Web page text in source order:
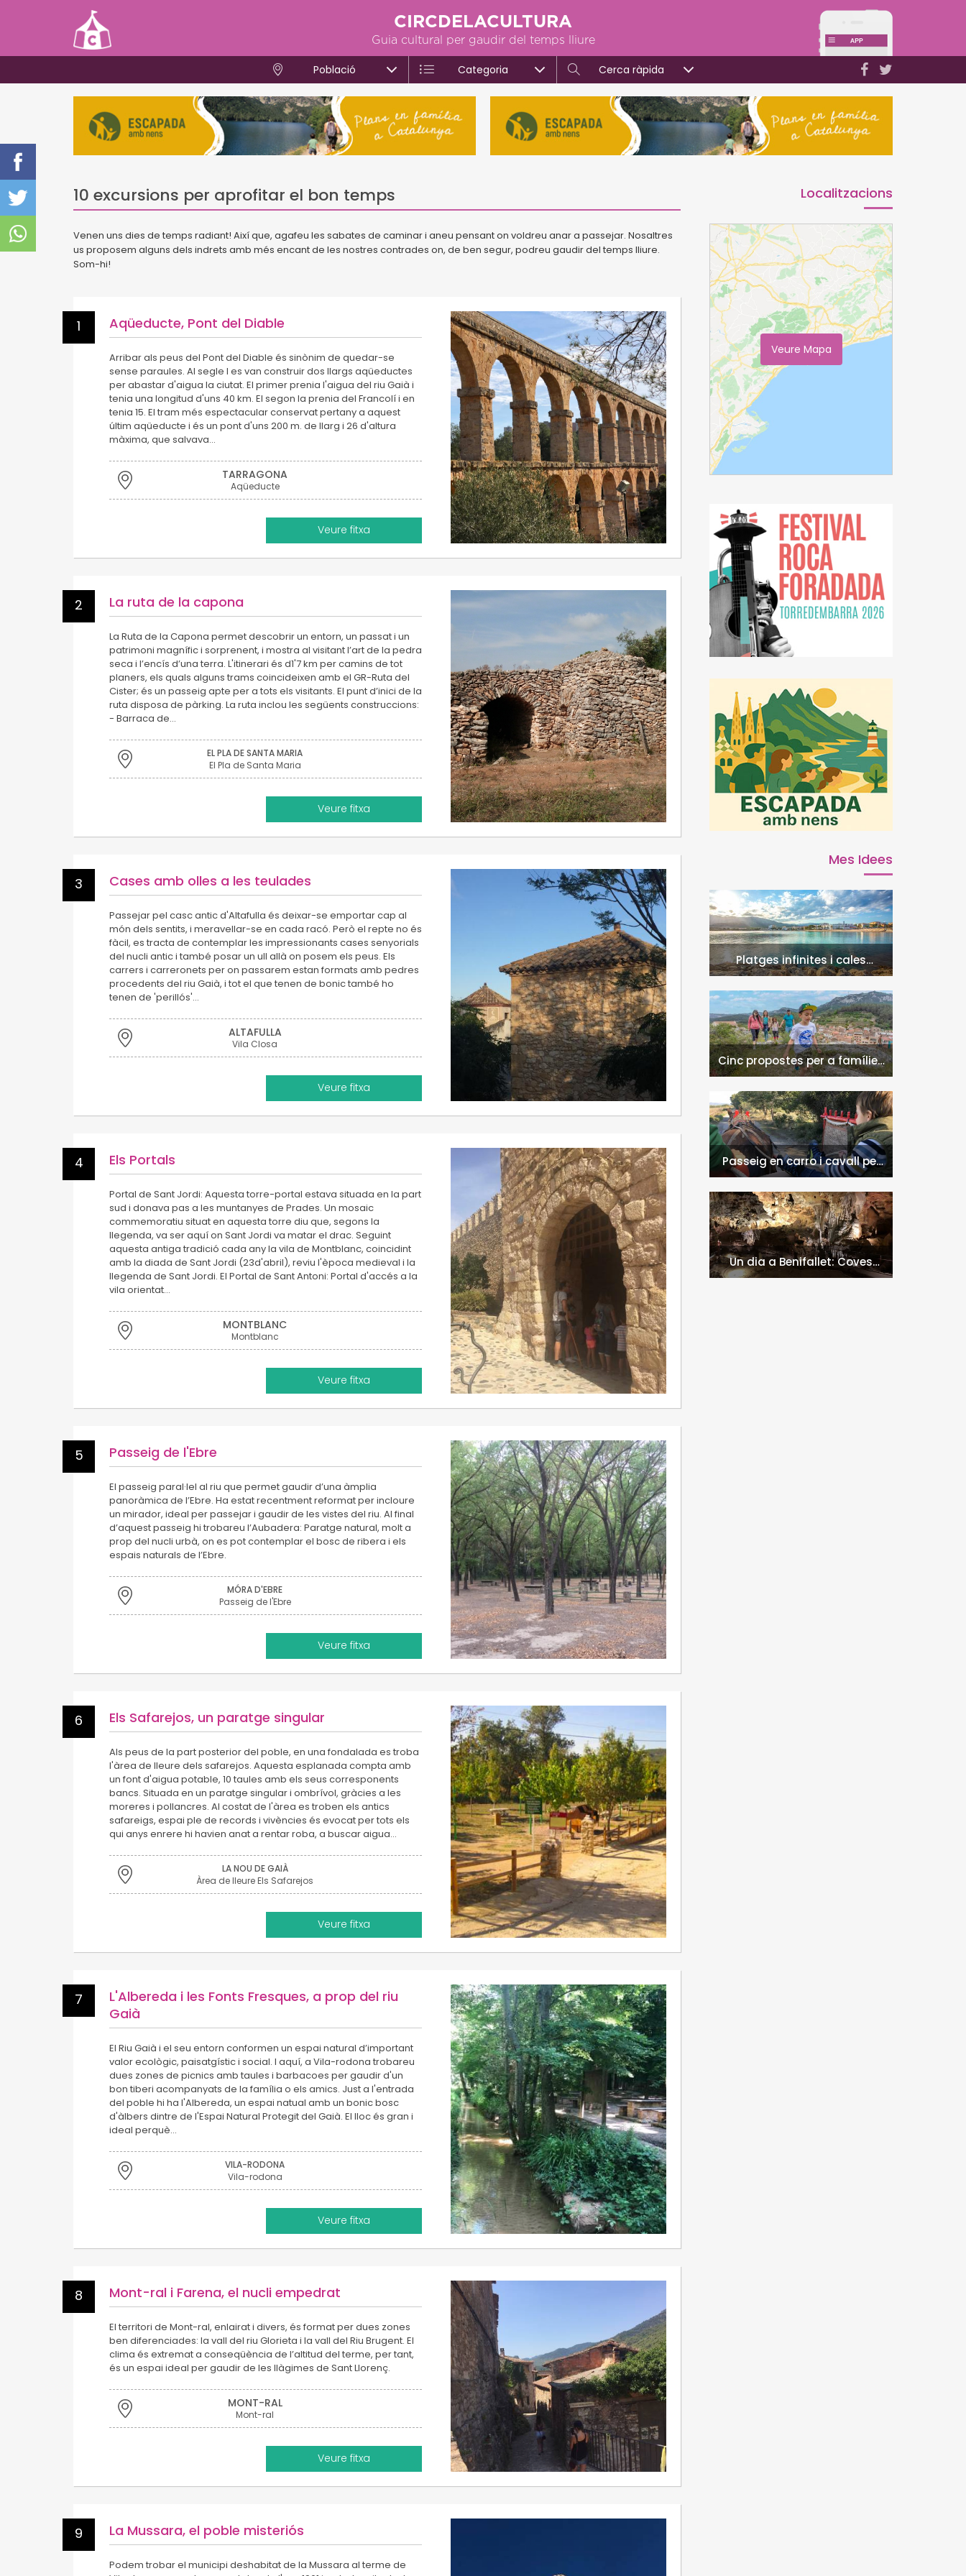
CIRCDELACULTURA
Guia cultural per gaudir del temps lliure
Població Categoria Cerca ràpida
10 excursions per aprofitar el bon temps
Venen uns dies de temps radiant! Així que, agafeu les sabates de caminar i aneu pensant on voldreu anar a passejar. Nosaltres
us proposem alguns dels indrets amb més encant de les nostres contrades on, de ben segur, podreu gaudir del temps lliure.
Som-hi!
1 Aqüeducte, Pont del Diable
Arribar als peus del Pont del Diable és sinònim de quedar-se
sense paraules. Al segle I es van construir dos llargs aqüeductes
per abastar d'aigua la ciutat. El primer prenia l'aigua del riu Gaià i
tenia una longitud d'uns 40 km. El segon la prenia del Francolí i en
tenia 15. El tram més espectacular conservat pertany a aquest
últim aqüeducte i és un pont d'uns 200 m. de llarg i 26 d'altura
màxima, que salvava…
TARRAGONA
Aqüeducte
Veure fitxa
2 La ruta de la capona
La Ruta de la Capona permet descobrir un entorn, un passat i un
patrimoni magnífic i sorprenent, i mostra al visitant l’art de la pedra
seca i l’encís d’una terra. L'itinerari és d1'7 km per camins de tot
planers, els quals alguns trams coincideixen amb el GR-Ruta del
Cister; és un passeig apte per a tots els visitants. El punt d’inici de la
ruta disposa de pàrking. La ruta inclou les següents construccions:
- Barraca de…
EL PLA DE SANTA MARIA
El Pla de Santa Maria
Veure fitxa
3 Cases amb olles a les teulades
Passejar pel casc antic d'Altafulla és deixar-se emportar cap al
món dels sentits, i meravellar-se en cada racó. Però el repte no és
fàcil, es tracta de contemplar les impressionants cases senyorials
del nucli antic i també posar un ull allà on posem els peus. Els
carrers i carreronets per on passarem estan formats amb pedres
procedents del riu Gaià, i tot el que tenen de bonic també ho
tenen de 'perillós'…
ALTAFULLA
Vila Closa
Veure fitxa
4 Els Portals
Portal de Sant Jordi: Aquesta torre-portal estava situada en la part
sud i donava pas a les muntanyes de Prades. Un mosaic
commemoratiu situat en aquesta torre diu que, segons la
llegenda, va ser aquí on Sant Jordi va matar el drac. Seguint
aquesta antiga tradició cada any la vila de Montblanc, coincidint
amb la diada de Sant Jordi (23d'abril), reviu l'època medieval i la
llegenda de Sant Jordi. El Portal de Sant Antoni: Portal d'accés a la
vila orientat…
MONTBLANC
Montblanc
Veure fitxa
5 Passeig de l'Ebre
El passeig paral·lel al riu que permet gaudir d’una àmplia
panoràmica de l’Ebre. Ha estat recentment reformat per incloure
un mirador, ideal per passejar i gaudir de les vistes del riu. Al final
d’aquest passeig hi trobareu l’Aubadera: Paratge natural, molt a
prop del nucli urbà, on es pot contemplar el bosc de ribera i els
espais naturals de l’Ebre.
MÓRA D'EBRE
Passeig de l'Ebre
Veure fitxa
6 Els Safarejos, un paratge singular
Als peus de la part posterior del poble, en una fondalada es troba
l'àrea de lleure dels safarejos. Aquesta esplanada compta amb
un font d'aigua potable, 10 taules amb els seus corresponents
bancs. Situada en un paratge singular i ombrívol, gràcies a les
moreres i pollancres. Al costat de l'àrea es troben els antics
safareigs, espai ple de records i vivències és evocat per tots els
qui anys enrere hi havien anat a rentar roba, a buscar aigua…
LA NOU DE GAIÀ
Àrea de lleure Els Safarejos
Veure fitxa
7
L'Albereda i les Fonts Fresques, a prop del riu
Gaià
El Riu Gaià i el seu entorn conformen un espai natural d’important
valor ecològic, paisatgístic i social. I aquí, a Vila-rodona trobareu
dues zones de picnics amb taules i barbacoes per gaudir d'un
bon tiberi acompanyats de la família o els amics. Just a l'entrada
del poble hi ha l'Albereda, un espai natual amb un bonic bosc
d'àlbers dintre de l'Espai Natural Protegit del Gaià. El lloc és gran i
ideal perquè…
VILA-RODONA
Vila-rodona
Veure fitxa
8 Mont-ral i Farena, el nucli empedrat
El territori de Mont-ral, enlairat i divers, és format per dues zones
ben diferenciades: la vall del riu Glorieta i la vall del Riu Brugent. El
clima és extremat a conseqüència de l’altitud del terme, per tant,
és un espai ideal per gaudir de les llàgimes de Sant Llorenç.
MONT-RAL
Mont-ral
Veure fitxa
9 La Mussara, el poble misteriós
Podem trobar el municipi deshabitat de la Mussara al terme de
Localitzacions
Veure Mapa
Mes Idees
Platges infinites i cales
naturals a l'Hospitalet de
l'Infant i la Vall de Llors
Cinc propostes per a famílies
a l'Hospitalet de l'Infant i la
Vall de Llors
Passeig en carro i cavall per
l'entorn de Nulles
Un dia a Benifallet: Coves
Meravelles i Via Verda